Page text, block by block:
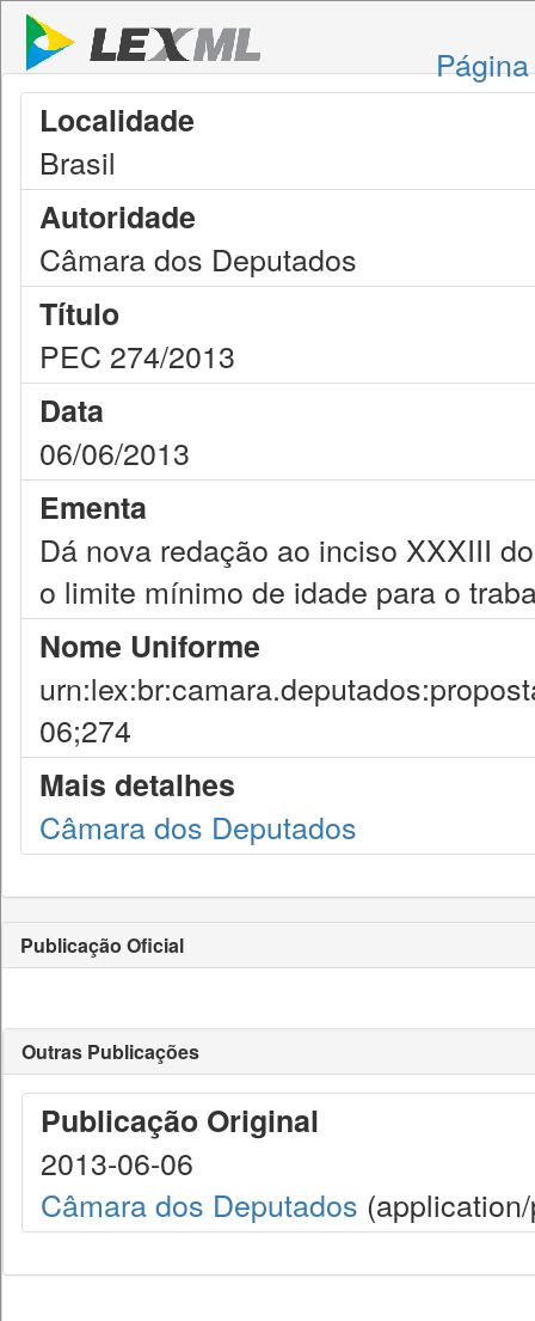
Localidade
Brasil
Autoridade
Câmara dos Deputados
Título
PEC 274/2013
Data
06/06/2013
Ementa
Dá nova redação ao inciso XXXIII
o limite mínimo de idade para o
Nome Uniforme
06;274
Mais detalhes
Câmara dos Deputados
Publicação Oficial
Outras Publicações
Publicação Original
2013-06-06
Câmara dos Deputados